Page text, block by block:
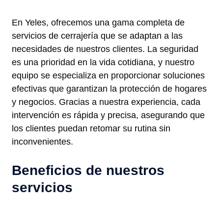
En Yeles, ofrecemos una gama completa de
servicios de cerrajería que se adaptan a las
necesidades de nuestros clientes. La seguridad
es una prioridad en la vida cotidiana, y nuestro
equipo se especializa en proporcionar soluciones
efectivas que garantizan la protección de hogares
y negocios. Gracias a nuestra experiencia, cada
intervención es rápida y precisa, asegurando que
los clientes puedan retomar su rutina sin
inconvenientes.
Beneficios de nuestros
servicios